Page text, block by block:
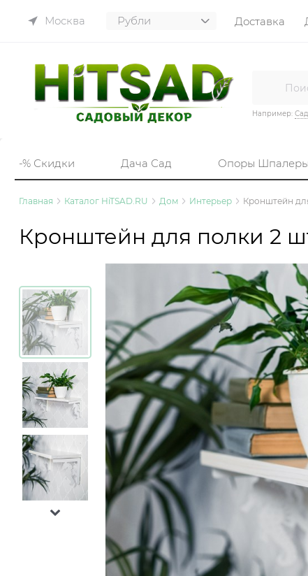
Москва Доставка
Например:
-% Скидки Дача Сад Опоры Шпалеры
Главная Каталог HiTSAD.RU Дом Интерьер Кронштейн
Кронштейн для полки 2